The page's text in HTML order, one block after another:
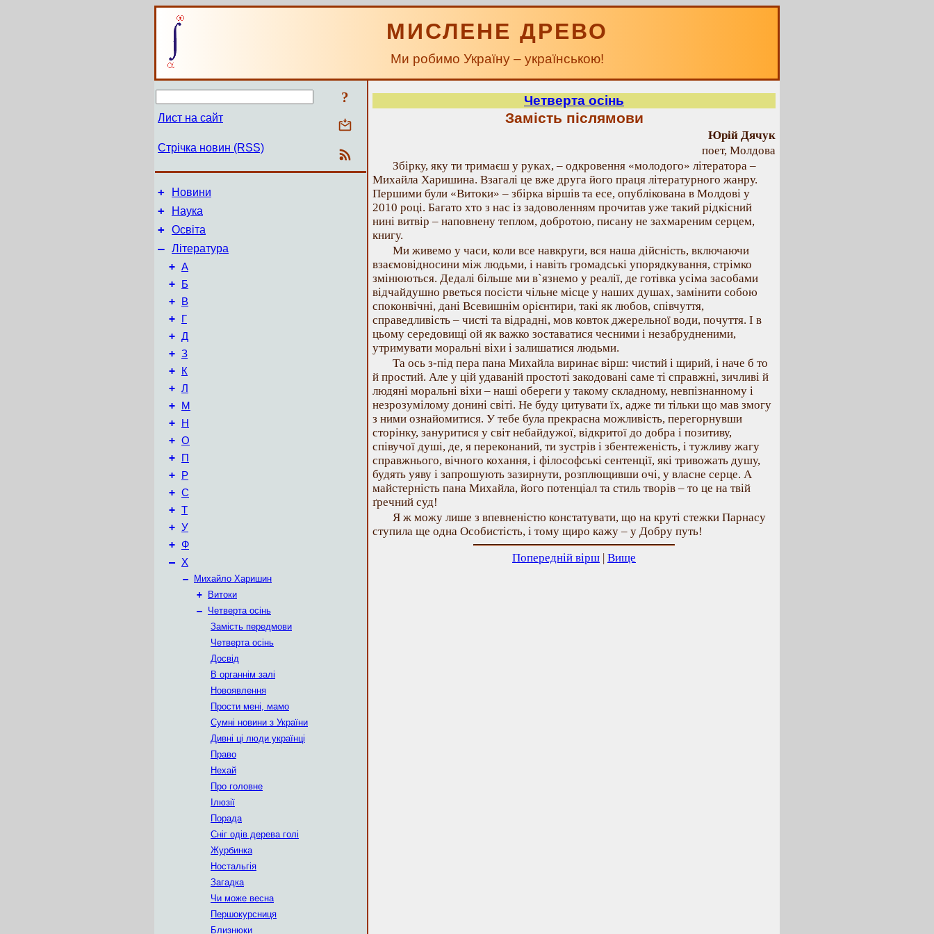
МИСЛЕНЕ ДРЕВО
Ми робимо Україну – українською!
?
Лист на сайт
Стрічка новин (RSS)
+ Новини
+ Наука
+ Освіта
– Література
+ А
+ Б
+ В
+ Г
+ Д
+ З
+ К
+ Л
+ М
+ Н
+ О
+ П
+ Р
+ С
+ Т
+ У
+ Ф
– Х
–
Михайло Харишин
+
Витоки
– Четверта осінь
Замість передмови
Четверта осінь
Досвід
В органнім залі
Новоявлення
Прости мені, мамо
Сумні новини з України
Дивні ці люди українці
Право
Нехай
Про головне
Ілюзії
Порада
Сніг одів дерева голі
Журбинка
Ностальгія
Загадка
Чи може весна
Першокурсниця
Близнюки
Четверта осінь
Замість післямови
Юрій Дячук
поет, Молдова
Збірку, яку ти тримаєш у руках, – одкровення «молодого» літератора –
Михайла Харишина. Взагалі це вже друга його праця літературного жанру.
Першими були «Витоки» – збірка віршів та есе, опублікована в Молдові у
2010 році. Багато хто з нас із задоволенням прочитав уже такий рідкісний
нині витвір – наповнену теплом, добротою, писану не захмареним серцем,
книгу.
Ми живемо у часи, коли все навкруги, вся наша дійсність, включаючи
взаємовідносини між людьми, і навіть громадські упорядкування, стрімко
змінюються. Дедалі більше ми в`язнемо у реалії, де готівка усіма засобами
відчайдушно рветься посісти чільне місце у наших душах, замінити собою
споконвічні, дані Всевишнім орієнтири, такі як любов, співчуття,
справедливість – чисті та відрадні, мов ковток джерельної води, почуття. І в
цьому середовищі ой як важко зоставатися чесними і незабрудненими,
утримувати моральні віхи і залишатися людьми.
Та ось з-під пера пана Михайла виринає вірш: чистий і щирий, і наче б то
й простий. Але у цій удаваній простоті закодовані саме ті справжні, зичливі й
людяні моральні віхи – наші обереги у такому складному, невпізнанному і
незрозумілому донині світі. Не буду цитувати їх, адже ти тільки що мав змогу
з ними ознайомитися. У тебе була прекрасна можливість, перегорнувши
сторінку, зануритися у світ небайдужої, відкритої до добра і позитиву,
співучої душі, де, я переконаний, ти зустрів і збентеженість, і тужливу жагу
справжнього, вічного кохання, і філософські сентенції, які тривожать душу,
будять уяву і запрошують зазирнути, розплющивши очі, у власне серце. А
майстерність пана Михайла, його потенціал та стиль творів – то це на твій
ґречний суд!
Я ж можу лише з впевненістю констатувати, що на круті стежки Парнасу
ступила ще одна Особистість, і тому щиро кажу – у Добру путь!
Попередній вірш | Вище